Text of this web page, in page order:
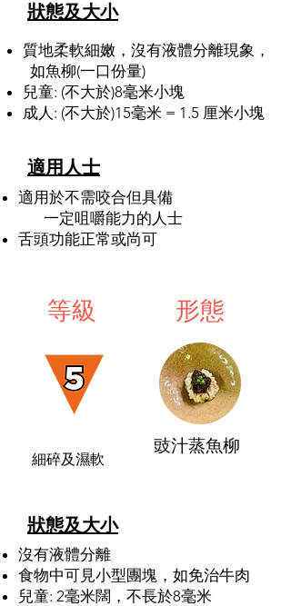
狀態及大小
質地柔軟細嫩，沒有液體分離現象，
如魚柳(一口份量)
兒童: (不大於)8毫米小塊
成人: (不大於)15毫米 = 1.5 厘米小塊
適用人士
適用於不需咬合但具備
一定咀嚼能力的人士
舌頭功能正常或尚可
等級
細碎及濕軟
形態
形態
豉汁蒸魚柳
狀態及大小
沒有液體分離
食物中可見小型團塊， 如免治牛肉
兒童: 2毫米闊，不長於8毫米